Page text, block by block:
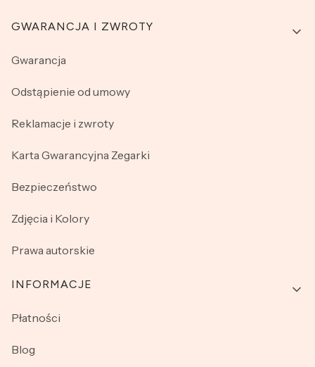
GWARANCJA I ZWROTY
Gwarancja
Odstąpienie od umowy
Reklamacje i zwroty
Karta Gwarancyjna Zegarki
Bezpieczeństwo
Zdjęcia i Kolory
Prawa autorskie
INFORMACJE
Płatności
Blog